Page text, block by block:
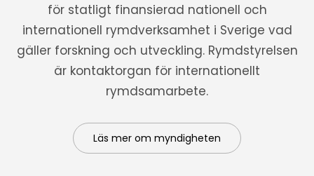
för statligt finansierad nationell och
internationell rymdverksamhet i Sverige vad
gäller forskning och utveckling. Rymdstyrelsen
är kontaktorgan för internationellt
rymdsamarbete.
Läs mer om myndigheten